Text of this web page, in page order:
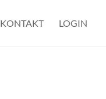
KONTAKT LOGIN